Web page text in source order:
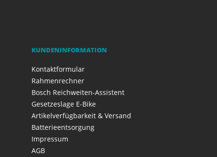
KUNDENINFORMATION
Kontaktformular
Rahmenrechner
Bosch Reichweiten-Assistent
Gesetzeslage E-Bike
Artikelverfügbarkeit & Versand
Batterieentsorgung
Impressum
AGB